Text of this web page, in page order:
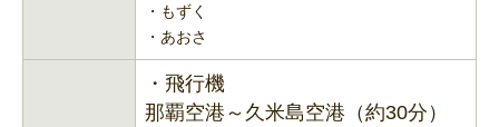
・もずく
・あおさ
・飛行機
那覇空港～久米島空港（約30分）